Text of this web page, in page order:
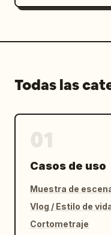
Todas las
Casos de uso
Muestra de
Vlog / Estilo de
Cortometraje